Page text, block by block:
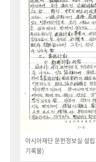
아시아재단 문헌정보실 설
기록물)